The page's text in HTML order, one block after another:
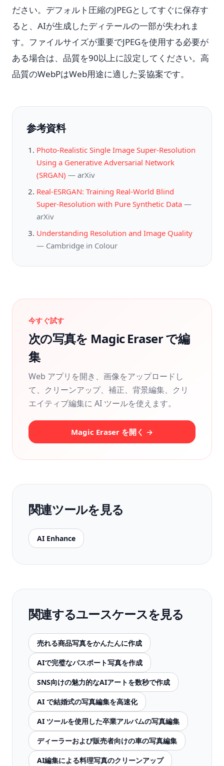
ださい。デフォルト圧縮のJPEGとしてすぐに保存す
ると、AIが生成したディテールの一部が失われま
す。ファイルサイズが重要でJPEGを使用する必要が
ある場合は、品質を90以上に設定してください。高
品質のWebPはWeb用途に適した妥協案です。
参考資料
Photo-Realistic Single Image Super-Resolution
Using a Generative Adversarial Network
(SRGAN) — arXiv
Real-ESRGAN: Training Real-World Blind
Super-Resolution with Pure Synthetic Data —
arXiv
Understanding Resolution and Image Quality
— Cambridge in Colour
今すぐ試す
次の写真を Magic Eraser で編
集
Web アプリを開き、画像をアップロードし
て、クリーンアップ、補正、背景編集、クリ
エイティブ編集に AI ツールを使えます。
Magic Eraser を開く →
関連ツールを見る
AI Enhance
関連するユースケースを見る
売れる商品写真をかんたんに作成
AIで完璧なパスポート写真を作成
SNS向けの魅力的なAIアートを数秒で作成
AI で結婚式の写真編集を高速化
AI ツールを使用した卒業アルバムの写真編集
ディーラーおよび販売者向けの車の写真編集
AI編集による料理写真のクリーンアップ